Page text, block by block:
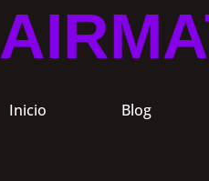
Inicio Blog